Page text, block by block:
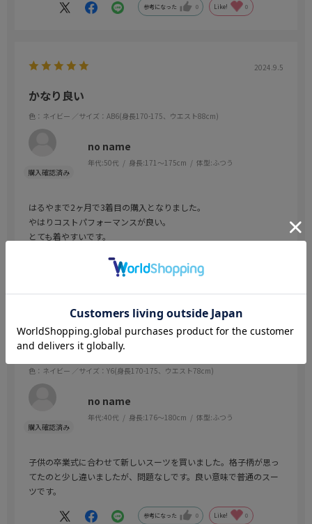
参考になった 0 Like! 0
2024.9.5
かなり良い
色：ネイビー ／サイズ：AB6(身長170-175、ウエスト88cm)
no name
年代:50代 身長:171～175cm 体型:ふつう
はるやまで2ヶ月で3着目の購入となりました。
やはりコストパフォーマンスが良い。
とても着やすいです。
サイズぴったりでした
色：ネイビー ／サイズ：Y6(身長170-175、ウエスト78cm)
no name
年代:40代 身長:176～180cm 体型:ふつう
子供の卒業式に合わせて新しいスーツを買いました。格子柄が思っ
てたのと少し違いましたが、問題なしです。良い意味で普通のスー
ツです。
参考になった 0 Like! 0